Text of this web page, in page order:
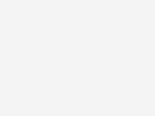
l/100km; kombinierter
Klasse: C.
4,7
Emission: 106 g/km;